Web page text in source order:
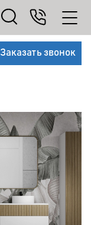
Заказать звонок